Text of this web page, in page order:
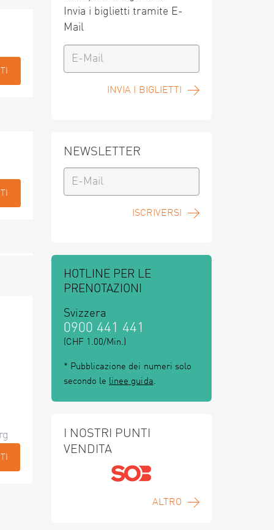
Invia i biglietti tramite E-
Mail
INVIA I BIGLIETTI
NEWSLETTER
ISCRIVERSI
HOTLINE PER LE
PRENOTAZIONI
Svizzera
0900 441 441
(CHF 1.00/Min.)
* Pubblicazione dei numeri solo
secondo le linee guida.
I NOSTRI PUNTI
VENDITA
ALTRO